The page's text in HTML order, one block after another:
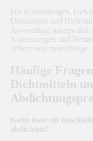
Für Rohrleitungen,
Dichtungen und
Anwendung ausgewählt
Abmessungen und
sichere und zuverlässige
Häufige
Dichtmitteln
Kann man ein
abdichten?